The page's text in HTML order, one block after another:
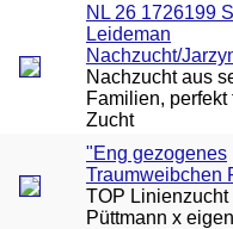
NL 26 1726199
Leideman
Nachzucht/
Nachzucht aus
Familien, perfekt
Zucht
"Eng gezogenes
Traumweibchen
TOP Linienzucht
Püttmann x